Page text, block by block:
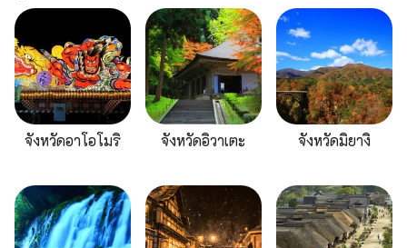
จังหวัดอาโอโมริ จังหวัดอิวาเตะ จังหวัดมิยางิ